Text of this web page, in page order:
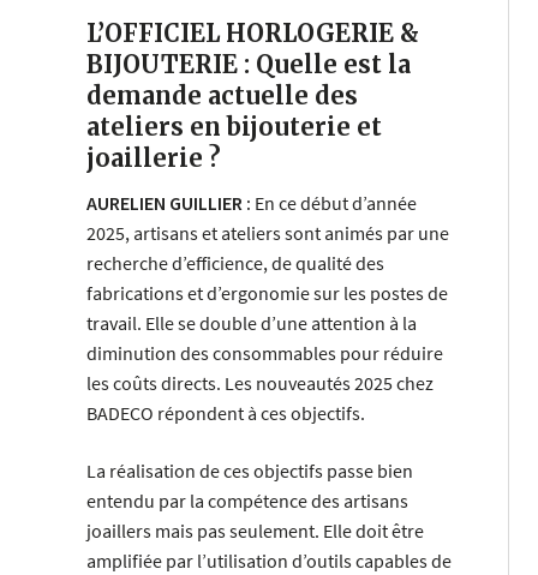
L’OFFICIEL HORLOGERIE &
BIJOUTERIE : Quelle est la
demande actuelle des
ateliers en bijouterie et
joaillerie ?
AURELIEN GUILLIER : En ce début d’année
2025, artisans et ateliers sont animés par une
recherche d’efficience, de qualité des
fabrications et d’ergonomie sur les postes de
travail. Elle se double d’une attention à la
diminution des consommables pour réduire
les coûts directs. Les nouveautés 2025 chez
BADECO répondent à ces objectifs.
La réalisation de ces objectifs passe bien
entendu par la compétence des artisans
joaillers mais pas seulement. Elle doit être
amplifiée par l’utilisation d’outils capables de